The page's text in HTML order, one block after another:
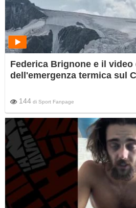
Federica Brignone e il video
dell'emergenza termica sul
144 di Sport Fanpage